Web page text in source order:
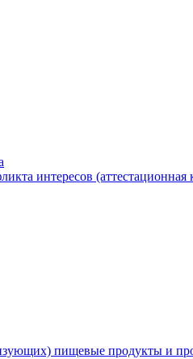
интересов (аттестационная
пищевые продукты и